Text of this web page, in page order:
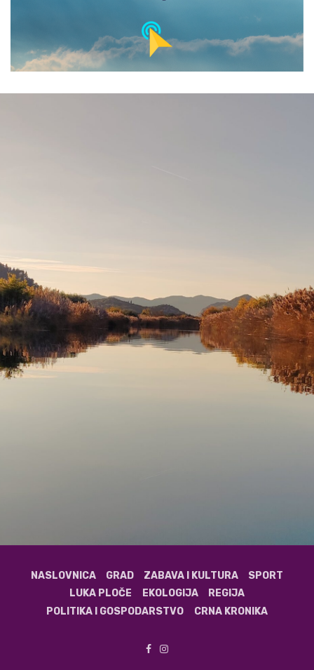
NASLOVNICA GRAD ZABAVA I KULTURA
SPORT
LUKA PLOČE
EKOLOGIJA
REGIJA
POLITIKA I GOSPODARSTVO
CRNA KRONIKA